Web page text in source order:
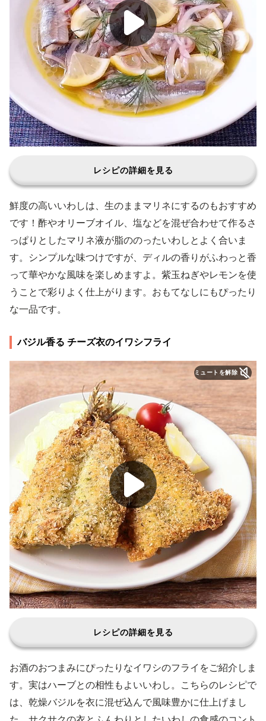
レシピの詳細を見る
鮮度の高いいわしは、生のままマリネにするのもおすすめ
です！酢やオリーブオイル、塩などを混ぜ合わせて作るさ
っぱりとしたマリネ液が脂ののったいわしとよく合いま
す。シンプルな味つけですが、ディルの香りがふわっと香
って華やかな風味を楽しめますよ。紫玉ねぎやレモンを使
うことで彩りよく仕上がります。おもてなしにもぴったり
な一品です。
バジル香る チーズ衣のイワシフライ
ミュートを解除
レシピの詳細を見る
お酒のおつまみにぴったりなイワシのフライをご紹介しま
す。実はハーブとの相性もよいいわし。こちらのレシピで
は、乾燥バジルを衣に混ぜ込んで風味豊かに仕上げまし